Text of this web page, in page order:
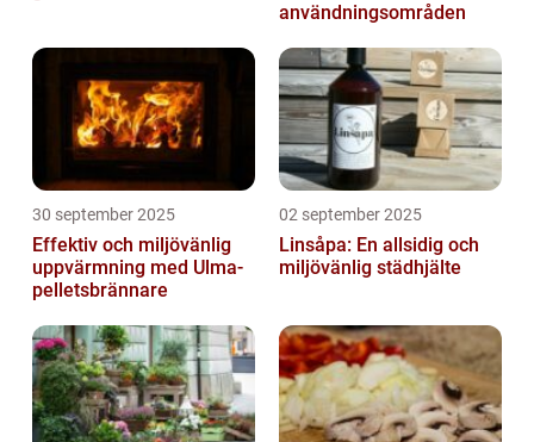
användningsområden
30 september 2025
Effektiv och miljövänlig
uppvärmning med Ulma-
pelletsbrännare
02 september 2025
Linsåpa: En allsidig och
miljövänlig städhjälte